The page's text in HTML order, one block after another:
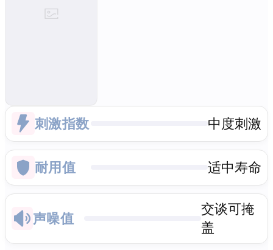
刺激指数 中度刺激
耐用值 适中寿命
声噪值
交谈可掩
盖